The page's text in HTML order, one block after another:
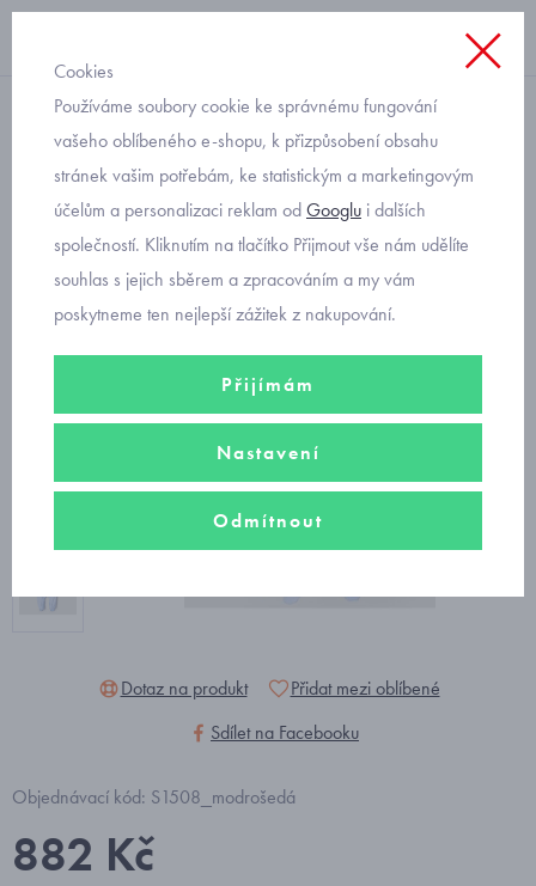
bavlněný
overálky obrázkové s
pejsky Mayoral 1634-55
Cielo
Dotaz na produkt
Přidat mezi oblíbené
Sdílet na Facebooku
Objednávací kód: S1508_modrošedá
882 Kč
Cookies
Používáme soubory cookie ke správnému fungování
vašeho oblíbeného e-shopu, k přizpůsobení obsahu
stránek vašim potřebám, ke statistickým a marketingovým
účelům a personalizaci reklam odGooglu i dalších
společností. Kliknutím na tlačítko Přijmout vše nám udělíte
souhlas s jejich sběrem a zpracováním a my vám
poskytneme ten nejlepší zážitek z nakupování.
Přijímám
Nastavení
Odmítnout